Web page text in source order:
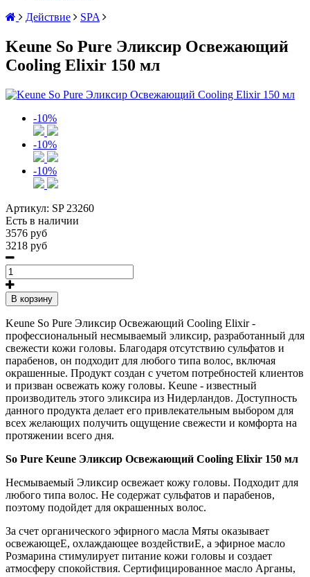
Действие
SPA
Keune So Pure Эликсир Освежающий
Cooling Elixir 150 мл
-10%
-10%
-10%
Артикул: SP 23260
Есть в наличии
3576 руб
3218 руб
В корзину
Keune So Pure Эликсир Освежающий Cooling Elixir -
профессиональный несмываемый эликсир, разработанный для
свежести кожи головы. Благодаря отсутствию сульфатов и
парабенов, он подходит для любого типа волос, включая
окрашенные. Продукт создан с учетом потребностей клиентов
и призван освежать кожу головы. Keune - известный
производитель этого эликсира из Нидерландов. Доступность
данного продукта делает его привлекательным выбором для
всех желающих получить ощущение свежести и комфорта на
протяжении всего дня.
So Pure Keune Эликсир Освежающий Cooling Elixir 150 мл
Несмываемый Эликсир освежает кожу головы. Подходит для
любого типа волос. Не содержат сульфатов и парабенов,
поэтому подойдет для окрашенных волос.
За счет органического эфирного масла Мяты оказывает
освежающеЕ, охлаждающее воздействиЕ, а эфирное масло
Розмарина стимулирует питание кожи головы и создает
атмосферу спокойствия. Сертифицированное масло Арганы,